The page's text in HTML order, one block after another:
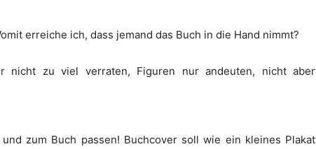
erreiche ich, dass jemand das Buch in die Hand nimmt?
nicht zu viel verraten, Figuren nur andeuten, nicht aber
zum Buch passen! Buchcover soll wie ein kleines Plakat